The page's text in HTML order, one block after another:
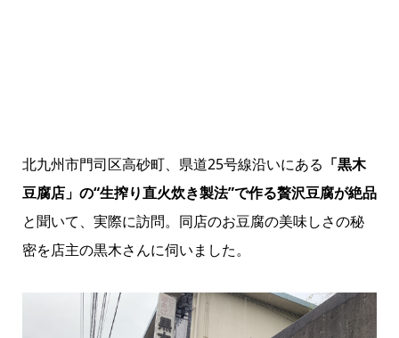
北九州市門司区高砂町、県道25号線沿いにある 「黒木
豆腐店」の“生搾り直火炊き製法”で作る贅沢豆腐が絶品
と聞いて、実際に訪問。同店のお豆腐の美味しさの秘
密を店主の黒木さんに伺いました。